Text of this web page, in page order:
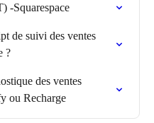
-Squarespace
de suivi des ventes
?
des ventes
ou Recharge